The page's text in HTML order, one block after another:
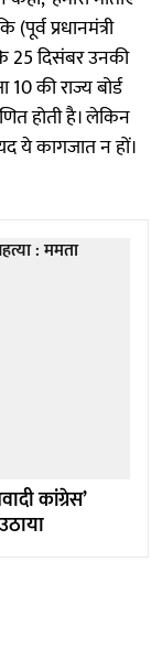
प्रधानमंत्री
25 दिसंबर उनकी
की राज्य बोर्ड
होती है। लेकिन
ये कागजात न हों।
कांग्रेस’